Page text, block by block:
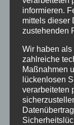
Heim
Stand
informieren.
mittels dieser
zustehenden
Wir haben als
zahlreiche
Maßnahmen
lückenlosen
verarbeiteten